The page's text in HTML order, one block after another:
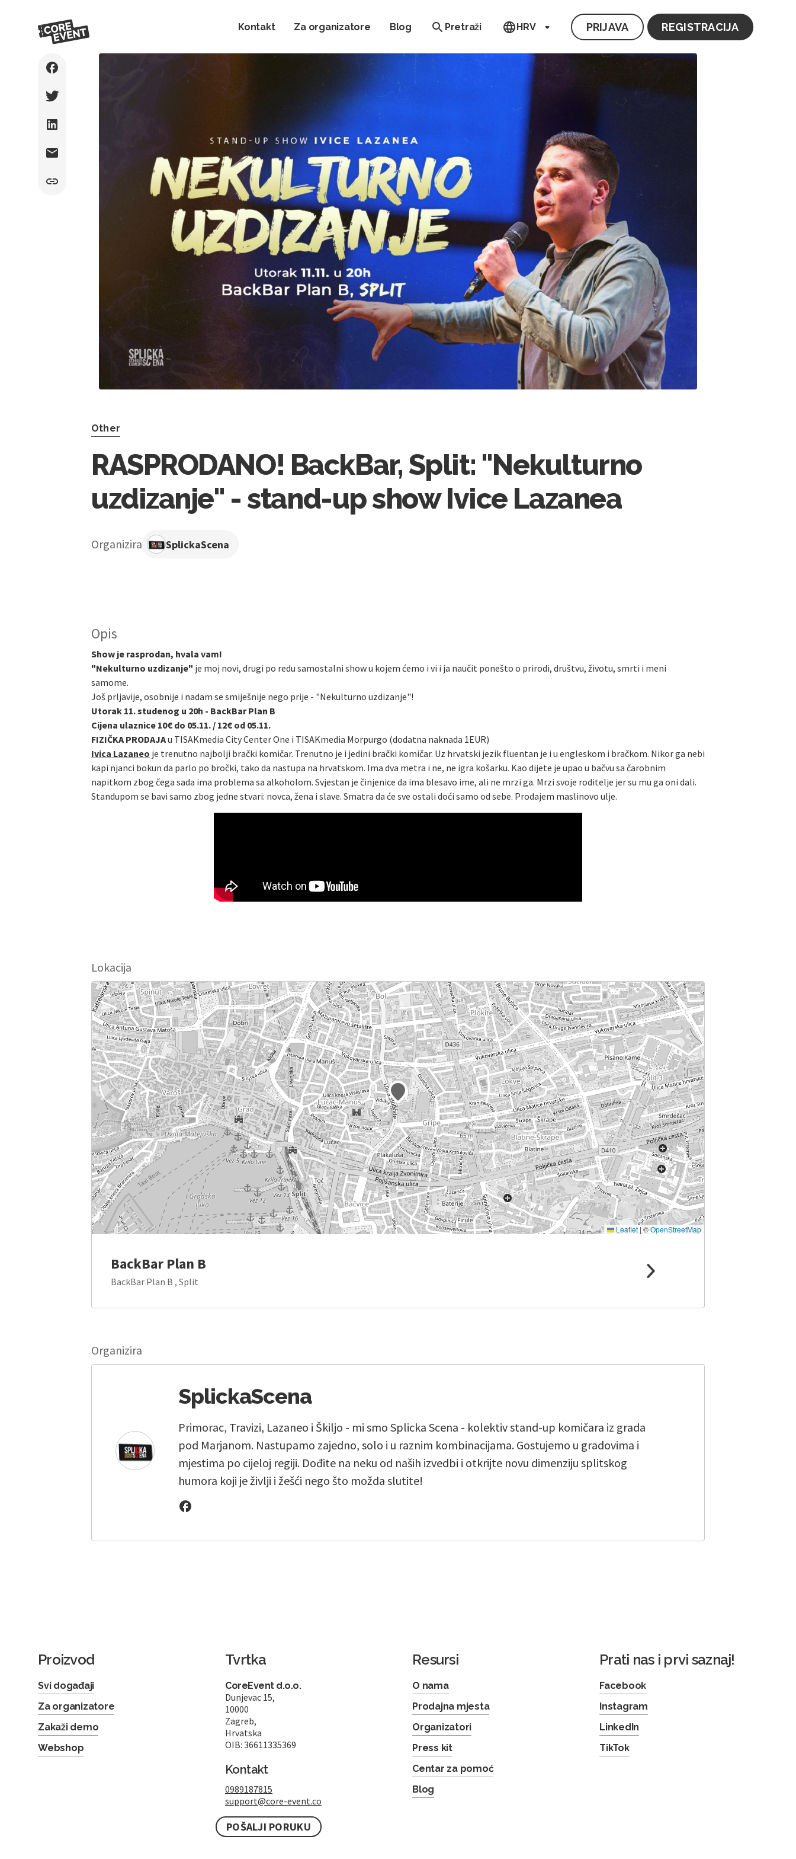
Kontakt Za organizatore Blog Pretraži HRV PRIJAVA REGISTRACIJA
Other
RASPRODANO! BackBar, Split: "Nekulturno
uzdizanje" - stand-up show Ivice Lazanea
Organizira SplickaScena
Opis
Show je rasprodan, hvala vam!
"Nekulturno uzdizanje" je moj novi, drugi po redu samostalni show u kojem ćemo i vi i ja naučit ponešto o prirodi, društvu, životu, smrti i meni
samome.
Još prljavije, osobnije i nadam se smiješnije nego prije - "Nekulturno uzdizanje"!
Utorak 11. studenog u 20h - BackBar Plan B
Cijena ulaznice 10€ do 05.11. / 12€ od 05.11.
FIZIČKA PRODAJAu TISAKmedia City Center One i TISAKmedia Morpurgo (dodatna naknada 1EUR)
Ivica Lazaneo je trenutno najbolji brački komičar. Trenutno je i jedini brački komičar. Uz hrvatski jezik fluentan je i u engleskom i bračkom. Nikor ga nebi
kapi njanci bokun da parlo po bročki, tako da nastupa na hrvatskom. Ima dva metra i ne, ne igra košarku. Kao dijete je upao u bačvu sa čarobnim
napitkom zbog čega sada ima problema sa alkoholom. Svjestan je činjenice da ima blesavo ime, ali ne mrzi ga. Mrzi svoje roditelje jer su mu ga oni dali.
Standupom se bavi samo zbog jedne stvari: novca, žena i slave. Smatra da će sve ostali doći samo od sebe. Prodajem maslinovo ulje.
Lokacija
Leaflet | ©OpenStreetMap
BackBar Plan B
BackBar Plan B , Split
Organizira
SplickaScena
Primorac, Travizi, Lazaneo i Škiljo - mi smo Splicka Scena - kolektiv stand-up komičara iz grada
pod Marjanom. Nastupamo zajedno, solo i u raznim kombinacijama. Gostujemo u gradovima i
mjestima po cijeloj regiji. Dođite na neku od naših izvedbi i otkrijte novu dimenziju splitskog
humora koji je življi i žešći nego što možda slutite!
Proizvod
Svi događaji
Za organizatore
Zakaži demo
Webshop
Tvrtka
CoreEvent d.o.o.
Dunjevac 15,
10000
Zagreb,
Hrvatska
OIB: 36611335369
Kontakt
0989187815
support@core-event.co
POŠALJI PORUKU
Resursi
O nama
Prodajna mjesta
Organizatori
Press kit
Centar za pomoć
Blog
Prati nas i prvi saznaj!
Facebook
Instagram
LinkedIn
TikTok